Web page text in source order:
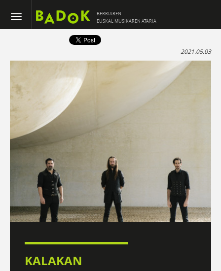
BERRIAREN
EUSKAL MUSIKAREN ATARIA
2021.05.03
KALAKAN